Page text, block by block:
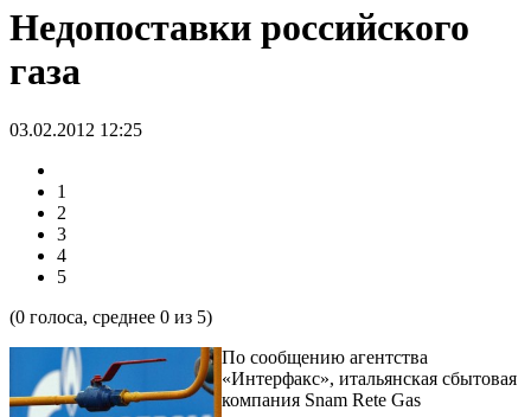
Недопоставки российского
газа
03.02.2012 12:25
1
2
3
4
5
(0 голоса, среднее 0 из 5)
По сообщению агентства
«Интерфакс», итальянская сбытовая
компания Snam Rete Gas